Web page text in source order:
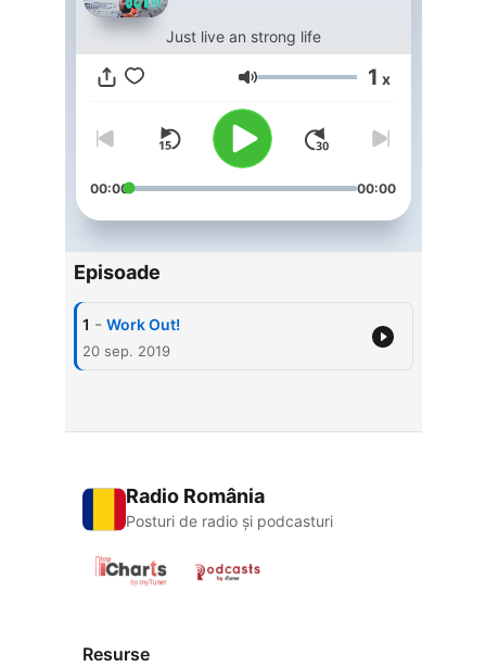
Just live an strong life
Volum 1 x
00:00 00:00
Episoade
1 - Work Out!
20 sep. 2019
Radio România
Posturi de radio și podcasturi
Resurse